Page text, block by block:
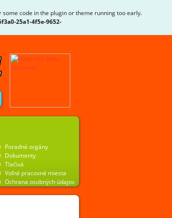
code in the plugin or theme running too early.
25a1-4f5e-9652-
Poradné orgány
Dokumenty
Tlačivá
Voľné pracovné miesta
Ochrana osobných údajov